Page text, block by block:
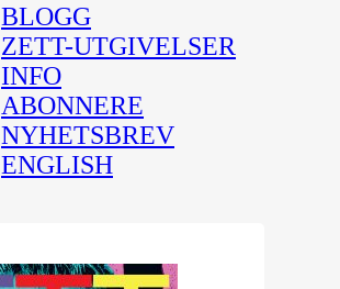
BLOGG
ZETT-UTGIVELSER
INFO
ABONNERE
NYHETSBREV
ENGLISH